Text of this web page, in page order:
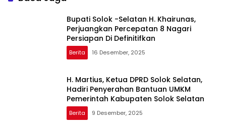
Bupati Solok -Selatan H. Khairunas,
Perjuangkan Percepatan 8 Nagari
Persiapan Di Definitifkan
Berita 16 Desember, 2025
H. Martius, Ketua DPRD Solok Selatan,
Hadiri Penyerahan Bantuan UMKM
Pemerintah Kabupaten Solok Selatan
Berita 9 Desember, 2025